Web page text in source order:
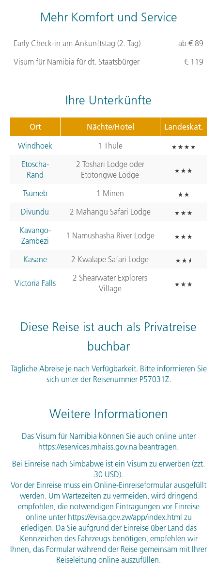
Mehr Komfort und Service
Early Check-in am Ankunftstag (2. Tag)
ab € 89
Visum für Namibia für dt. Staatsbürger
€ 119
Ihre Unterkünfte
Ort Nächte/Hotel
Landeskat.
Windhoek
1 Thule
Etoscha-
Rand
2 Toshari Lodge oder
Etotongwe Lodge
Tsumeb
1 Minen
Divundu
2 Mahangu Safari Lodge
Kavango-
Zambezi
1 Namushasha River Lodge
Kasane 2 Kwalape Safari Lodge
Victoria Falls
2 Shearwater Explorers
Village
Diese Reise ist auch als Privatreise
buchbar
Tägliche Abreise je nach Verfügbarkeit. Bitte informieren Sie
sich unter der Reisenummer P57031Z.
Weitere Informationen
Das Visum für Namibia können Sie auch online unter
https://eservices.mhaiss.gov.na beantragen.
Bei Einreise nach Simbabwe ist ein Visum zu erwerben (zzt.
30 USD).
Vor der Einreise muss ein Online-Einreiseformular ausgefüllt
werden. Um Wartezeiten zu vermeiden, wird dringend
empfohlen, die notwendigen Eintragungen vor Einreise
online unter https://evisa.gov.zw/app/index.html zu
erledigen. Da Sie aufgrund der Einreise über Land das
Kennzeichen des Fahrzeugs benötigen, empfehlen wir
Ihnen, das Formular während der Reise gemeinsam mit Ihrer
Reiseleitung online auszufüllen.